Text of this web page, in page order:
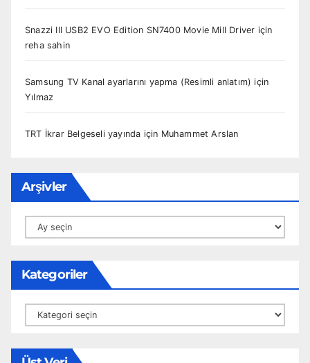
Snazzi III USB2 EVO Edition SN7400 Movie Mill Driver için
reha sahin
Samsung TV Kanal ayarlarını yapma (Resimli anlatım) için
Yılmaz
TRT İkrar Belgeseli yayında için Muhammet Arslan
Arşivler
Arşivler
Kategoriler
Kategoriler